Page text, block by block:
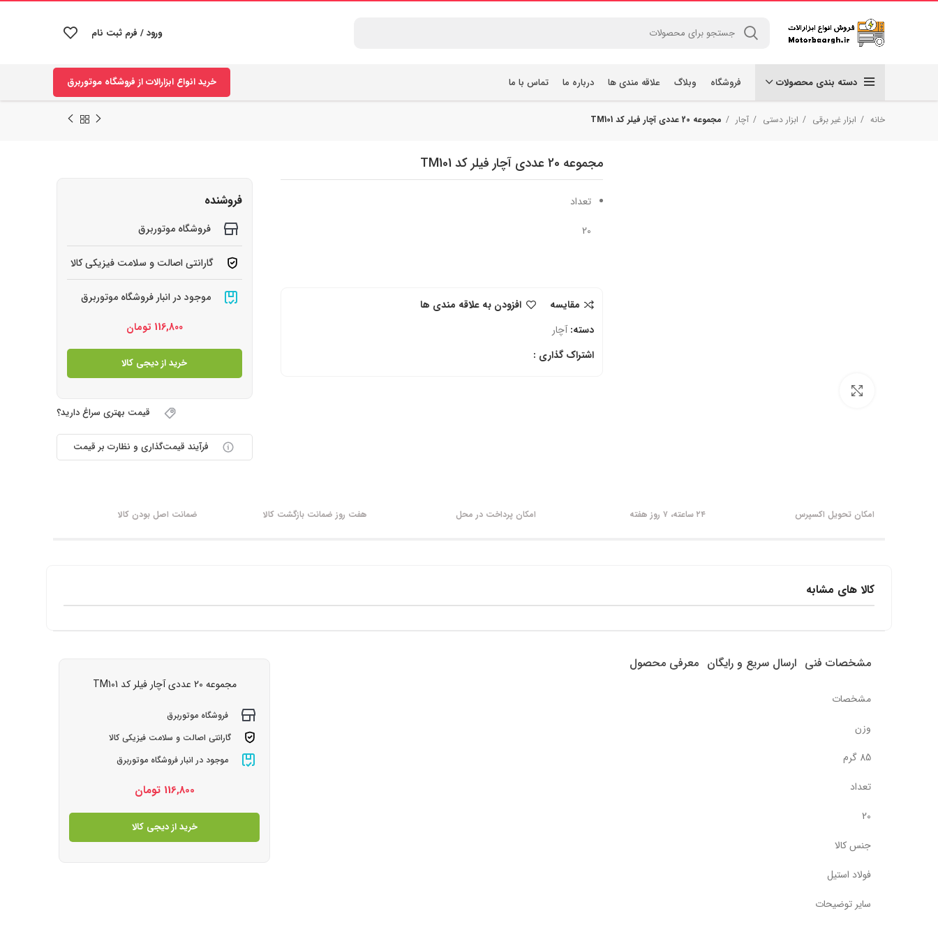
ورود / فرم ثبت نام
دسته بندی محصولات فروشگاه وبلاگ علاقه مندی ها درباره ما تماس با ما خرید انواع ابزارالات از فروشگاه موتوربرق
خانه ابزار غیر برقی ابزار دستی آچار مجموعه 20 عددی آچار فیلر کد TM101
مجموعه 20 عددی آچار فیلر کد TM101
تعداد
20
مقایسه
افزودن به علاقه مندی ها
دسته: آچار
اشتراک گذاری :
فروشنده
فروشگاه موتوربرق
گارانتی اصالت و سلامت فیزیکی کالا
موجود در انبار فروشگاه موتوربرق
116,800 تومان
خرید از دیجی کالا
قیمت بهتری سراغ دارید؟
فرآیند قیمت‌گذاری و نظارت بر قیمت
امکان تحویل اکسپرس ۲۴ ساعته، ۷ روز هفته امکان پرداخت در محل هفت روز ضمانت بازگشت کالا ضمانت اصل بودن کالا
کالا های مشابه
مشخصات فنی ارسال سریع و رایگان معرفی محصول
مشخصات
وزن
85 گرم
تعداد
20
جنس کالا
فولاد استیل
سایر توضیحات
مجموعه 20 عددی آچار فیلر کد TM101
فروشگاه موتوربرق
گارانتی اصالت و سلامت فیزیکی کالا
موجود در انبار فروشگاه موتوربرق
116,800 تومان
خرید از دیجی کالا